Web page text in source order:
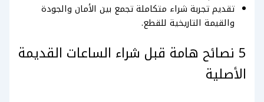
تقديم تجربة شراء متكاملة تجمع بين الأمان والجودة
والقيمة التاريخية للقطع.
5 نصائح هامة قبل شراء الساعات القديمة
الأصلية